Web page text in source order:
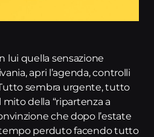
lui quella sensazione
apri l’agenda, controlli
sembra urgente, tutto
della “ripartenza a
che dopo l’estate
perduto facendo tutto